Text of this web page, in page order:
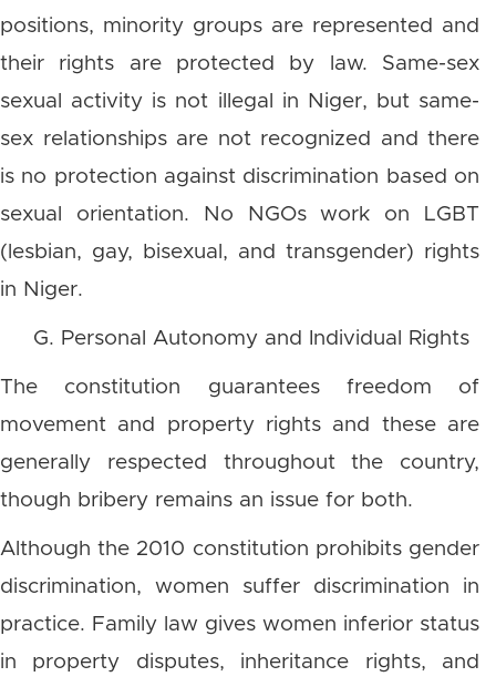
positions, minority groups are represented and
their rights are protected by law. Same-sex
sexual activity is not illegal in Niger, but same-
sex relationships are not recognized and there
is no protection against discrimination based on
sexual orientation. No NGOs work on LGBT
(lesbian, gay, bisexual, and transgender) rights
in Niger.
G. Personal Autonomy and Individual Rights
The constitution guarantees freedom of
movement and property rights and these are
generally respected throughout the country,
though bribery remains an issue for both.
Although the 2010 constitution prohibits gender
discrimination, women suffer discrimination in
practice. Family law gives women inferior status
in property disputes, inheritance rights, and